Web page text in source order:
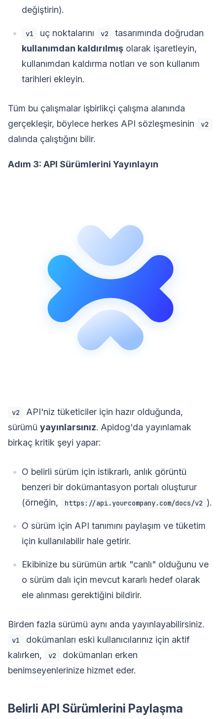
değiştirin).
v1 uç noktalarını v2
tasarımında doğrudan
kullanımdan kaldırılmış olarak işaretleyin,
kullanımdan kaldırma notları ve son kullanım
tarihleri ekleyin.
Tüm bu çalışmalar işbirlikçi çalışma alanında
gerçekleşir, böylece herkes API sözleşmesinin
v2
dalında çalıştığını bilir.
Adım 3: API Sürümlerini Yayınlayın
v2
API'niz tüketiciler için hazır olduğunda,
sürümü yayınlarsınız. Apidog'da yayınlamak
birkaç kritik şeyi yapar:
O belirli sürüm için istikrarlı, anlık görüntü
benzeri bir dokümantasyon portalı oluşturur
(örneğin,
https://api.yourcompany.com/docs/v2 ).
O sürüm için API tanımını paylaşım ve tüketim
için kullanılabilir hale getirir.
Ekibinize bu sürümün artık "canlı" olduğunu ve
o sürüm dalı için mevcut kararlı hedef olarak
ele alınması gerektiğini bildirir.
Birden fazla sürümü aynı anda yayınlayabilirsiniz.
v1
dokümanları eski kullanıcılarınız için aktif
kalırken,
v2
dokümanları erken
benimseyenlerinize hizmet eder.
Belirli API Sürümlerini Paylaşma